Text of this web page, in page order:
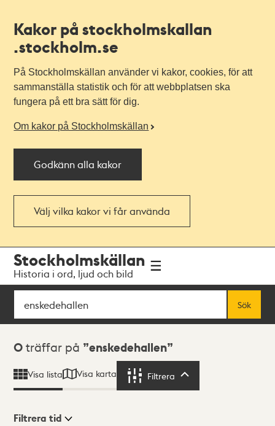
Kakor på stockholmskallan
.stockholm.se
På Stockholmskällan använder vi kakor, cookies, för att
sammanställa statistik och för att webbplatsen ska
fungera på ett bra sätt för dig.
Om kakor på Stockholmskällan
Godkänn alla kakor
Välj vilka kakor vi får använda
navigationen
huvudinnehållet
Stockholmskällan
Historia i ord, ljud och bild
Sök
Sök
Sökresultat
0 träffar på enskedehallen
Visa lista Visa karta Filtrera
Filtrera tid